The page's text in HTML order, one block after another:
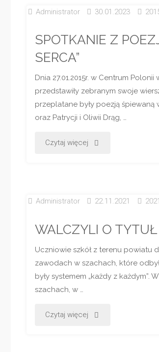
Administrator 30.01.2023
SPOTKANIE Z
SERCA”
Dnia 27.01.2015r. w Centrum
przedstawiły zebranym swoje
przeplatane były poezją śpiewaną
oraz Patrycji i Oliwii Drąg, …
Czytaj więcej "SPOTKANIE
DWÓCH
SPOJRZENIACH
„W
SERCA”"
Administrator 22.11.2021 2021
WALCZYLI O
Uczniowie szkół z terenu powiatu
zawodach w szachach, które
były systemem „każdy z każdym”.
szachach, w …
Czytaj więcej "WALCZYLI